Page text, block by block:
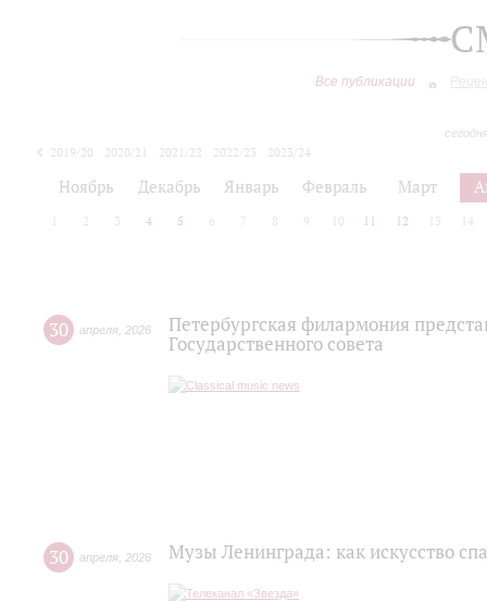
Все публикации
2019/20 2020/21 2021/22 2022/23
2023/24
Ноябрь Декабрь Январь Февраль Март
2 3 4 5 6 7 8 9 10 11 12 13 14
30 апреля 2026
Петербургская филармония
Государственного совета
30 апреля 2026 Музы Ленинграда: как искусство